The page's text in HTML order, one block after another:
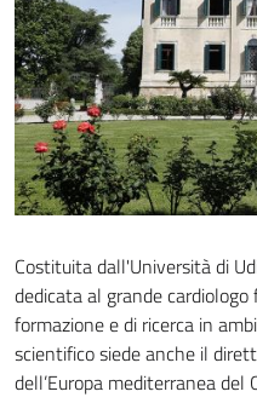
Costituita dall'Università di
dedicata al grande
formazione e di ricerca in
scientifico siede anche il
dell’Europa mediterranea del